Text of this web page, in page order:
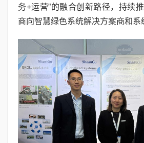
务+运营”的融合创新路径，持续
商向智慧绿色系统解决方案商和系